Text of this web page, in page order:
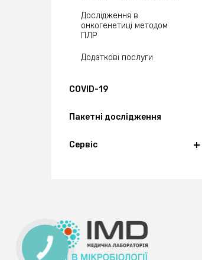
Дослідження в
онкогенетиці методом
ПЛР
Додаткові послуги
COVID-19
Пакетні дослідження
Сервіс
КНОПКА
ЗВ'ЯЗКУ